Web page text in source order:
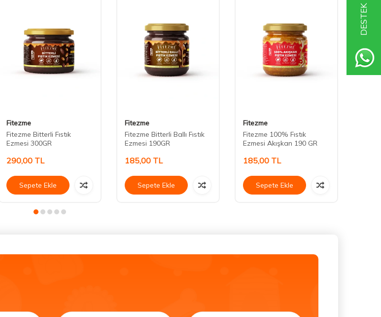
DESTEK
Fitezme
Fitezme Bitterli Fıstık
Ezmesi 300GR
290,00 TL
Sepete Ekle
Fitezme
Fitezme Bitterli Ballı Fıstık
Ezmesi 190GR
185,00 TL
Sepete Ekle
Fitezme
Fitezme 100% Fıstık
Ezmesi Akışkan 190 GR
185,00 TL
Sepete Ekle